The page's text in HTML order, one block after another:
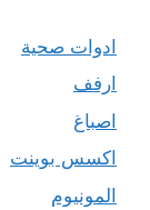
ادوات صحية
ارفف
اصباغ
اكسس بوينت
المونيوم